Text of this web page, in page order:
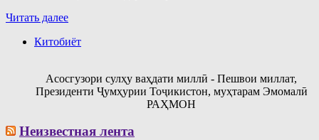
Читать далее
Китобиёт
Асосгузори сулҳу ваҳдати миллӣ - Пешвои миллат,
Президенти Ҷумҳурии Тоҷикистон, муҳтарам Эмомалӣ
РАҲМОН
Неизвестная лента